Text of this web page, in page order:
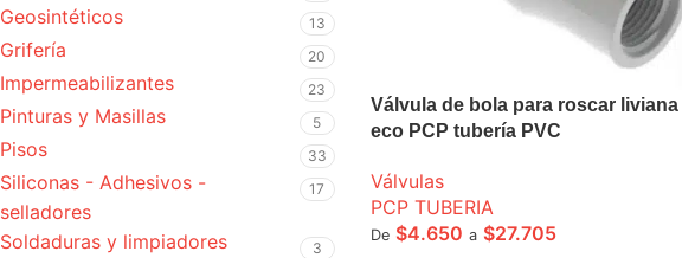
Geosintéticos 13
Grifería 20
Impermeabilizantes 23
Pinturas y Masillas 5
Pisos 33
Siliconas - Adhesivos -
selladores
17
Soldaduras y limpiadores 3
Válvula de bola para roscar liviana
eco PCP tubería PVC
Válvulas
PCP TUBERIA
De $4.650 a $27.705